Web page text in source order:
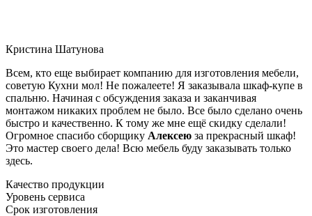
Кристина Шатунова
Всем, кто еще выбирает компанию для изготовления мебели,
советую Кухни мол! Не пожалеете! Я заказывала шкаф-купе в
спальню. Начиная с обсуждения заказа и заканчивая
монтажом никаких проблем не было. Все было сделано очень
быстро и качественно. К тому же мне ещё скидку сделали!
Огромное спасибо сборщику Алексею за прекрасный шкаф!
Это мастер своего дела! Всю мебель буду заказывать только
здесь.
Качество продукции
Уровень сервиса
Срок изготовления